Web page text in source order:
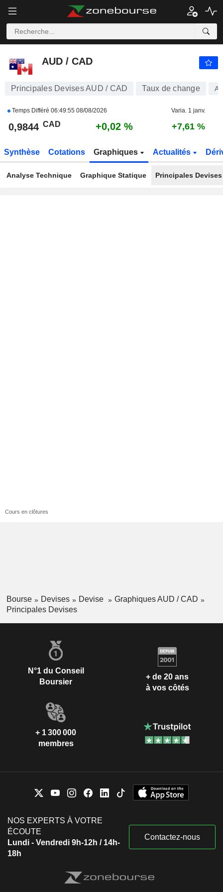
AUD / CAD
AUD / CAD
Principales Devises AUD / CAD Taux de change
Temps Différé 06:49:55 08/08/2026 Varia. 1 janv.
0,9844 CAD +0,02 % +7,61 %
Synthèse Cotations Graphiques Actualités
Analyse Technique Graphique Statique Principales Devises
Cours en clôtures
Bourse Devises Devise
Graphiques AUD / CAD
Principales Devises
N°1 du Conseil
Boursier
+ de 20 ans
à vos côtés
+ 1 300 000
membres
NOS EXPERTS À VOTRE
ÉCOUTE
Lundi - Vendredi 9h-12h / 14h-
18h
Contactez-nous